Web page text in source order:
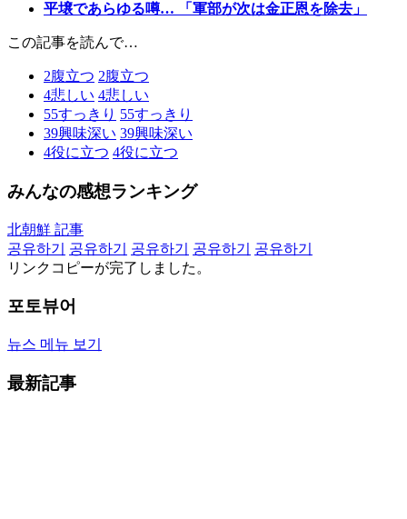
平壌であらゆる噂… 「軍部が次は金正恩を除去」
この記事を読んで…
2腹立つ 2腹立つ
4悲しい 4悲しい
55すっきり 55すっきり
39興味深い 39興味深い
4役に立つ 4役に立つ
みんなの感想ランキング
北朝鮮 記事
공유하기
공유하기 공유하기 공유하기
공유하기
リンクコピーが完了しました。
포토뷰어
뉴스 메뉴 보기
最新記事